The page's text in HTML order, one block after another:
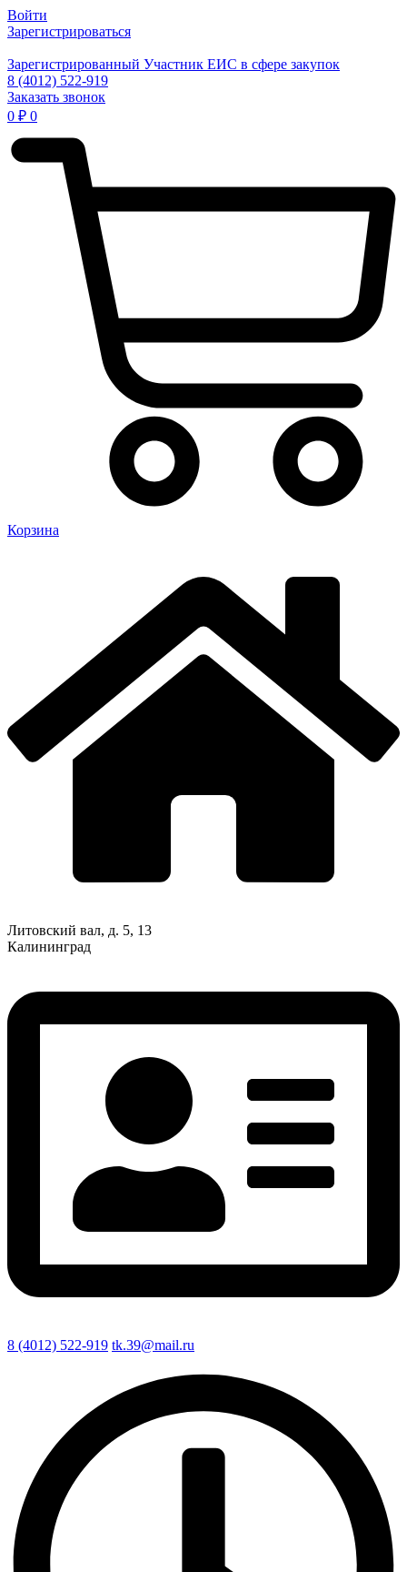
Войти
Зарегистрироваться
Зарегистрированный Участник ЕИС в сфере закупок
8 (4012) 522-919
Заказать звонок
0 ₽ 0
Корзина
Литовский вал, д. 5, 13
Калининград
8 (4012) 522-919 tk.39@mail.ru